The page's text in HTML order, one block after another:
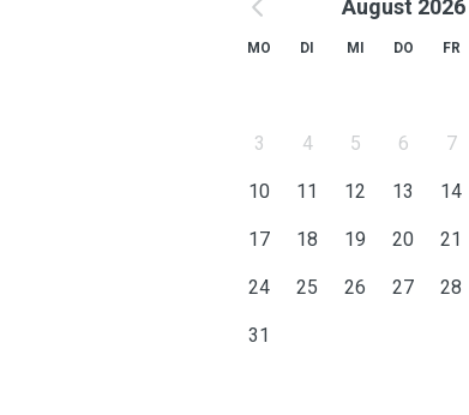
August 2026
MO DI MI DO FR
3 4 5 6 7
10 11 12 13 14
17 18 19 20 21
24 25 26 27 28
31